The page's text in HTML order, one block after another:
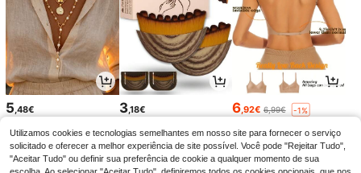
5 ,48€ 3,18€ 6,92€ 6,99€ -1%
Utilizamos cookies e tecnologias semelhantes em nosso site para fornecer o serviço
solicitado e oferecer a melhor experiência de site possível. Você pode "Rejeitar Tudo",
"Aceitar Tudo" ou definir sua preferência de cookie a qualquer momento de sua